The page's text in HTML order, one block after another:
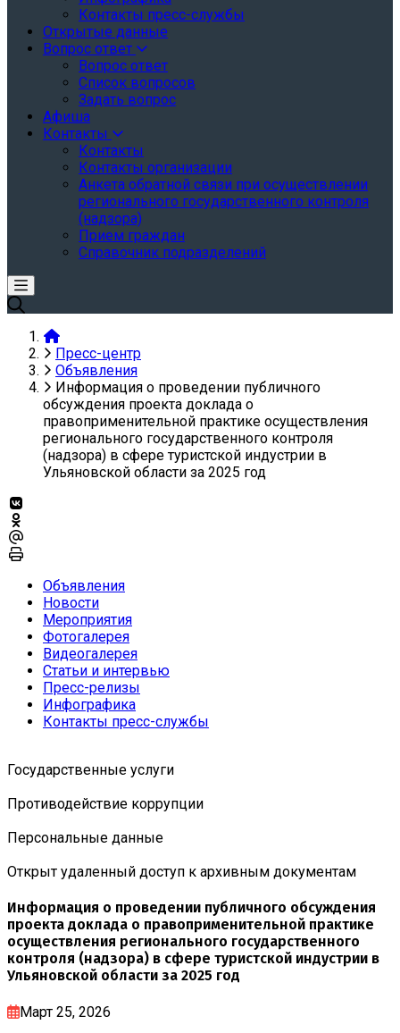
Контакты пресс-службы
Открытые данные
Вопрос ответ
Вопрос ответ
Список вопросов
Задать вопрос
Афиша
Контакты
Контакты
Контакты организации
Анкета обратной связи при осуществлении
регионального государственного контроля
(надзора)
Прием граждан
Справочник подразделений
Пресс-центр
Объявления
Информация о проведении публичного
обсуждения проекта доклада о
правоприменительной практике осуществления
регионального государственного контроля
(надзора) в сфере туристской индустрии в
Ульяновской области за 2025 год
Объявления
Новости
Мероприятия
Фотогалерея
Видеогалерея
Статьи и интервью
Пресс-релизы
Инфографика
Контакты пресс-службы
Государственные услуги
Противодействие коррупции
Персональные данные
Открыт удаленный доступ к архивным документам
Информация о проведении публичного обсуждения
проекта доклада о правоприменительной практике
осуществления регионального государственного
контроля (надзора) в сфере туристской индустрии в
Ульяновской области за 2025 год
Март 25, 2026